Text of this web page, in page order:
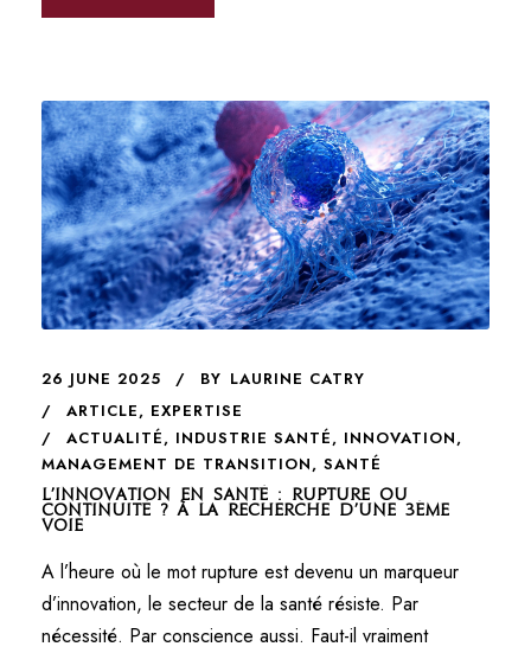
26 JUNE 2025 BY LAURINE CATRY
ARTICLE, EXPERTISE
ACTUALITÉ, INDUSTRIE SANTÉ, INNOVATION,
MANAGEMENT DE TRANSITION, SANTÉ
L’innovation en santé : rupture ou
continuité ? À la recherche d’une 3ème
voie
A l’heure où le mot rupture est devenu un marqueur
d’innovation, le secteur de la santé résiste. Par
nécessité. Par conscience aussi. Faut-il vraiment